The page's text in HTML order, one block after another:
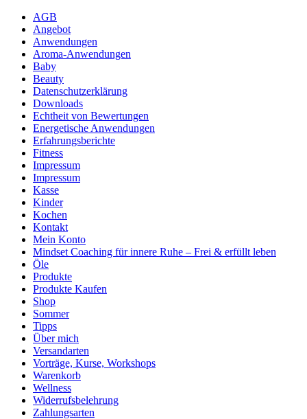
AGB
Angebot
Anwendungen
Aroma-Anwendungen
Baby
Beauty
Datenschutzerklärung
Downloads
Echtheit von Bewertungen
Energetische Anwendungen
Erfahrungsberichte
Fitness
Impressum
Impressum
Kasse
Kinder
Kochen
Kontakt
Mein Konto
Mindset Coaching für innere Ruhe – Frei & erfüllt leben
Öle
Produkte
Produkte Kaufen
Shop
Sommer
Tipps
Über mich
Versandarten
Vorträge, Kurse, Workshops
Warenkorb
Wellness
Widerrufsbelehrung
Zahlungsarten